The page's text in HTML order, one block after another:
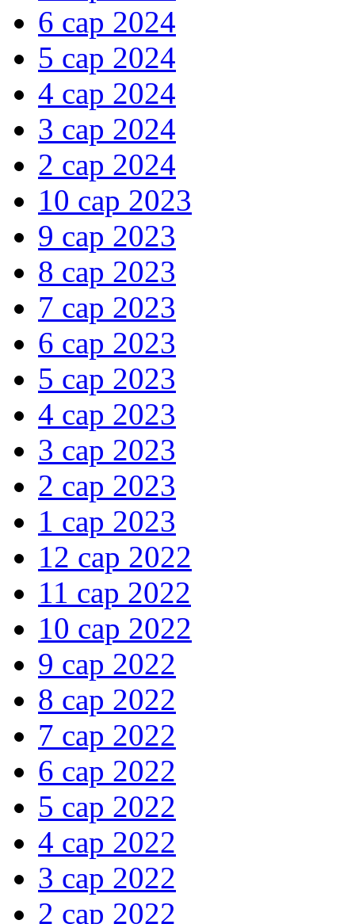
6 сар 2024
5 сар 2024
4 сар 2024
3 сар 2024
2 сар 2024
10 сар 2023
9 сар 2023
8 сар 2023
7 сар 2023
6 сар 2023
5 сар 2023
4 сар 2023
3 сар 2023
2 сар 2023
1 сар 2023
12 сар 2022
11 сар 2022
10 сар 2022
9 сар 2022
8 сар 2022
7 сар 2022
6 сар 2022
5 сар 2022
4 сар 2022
3 сар 2022
2 сар 2022